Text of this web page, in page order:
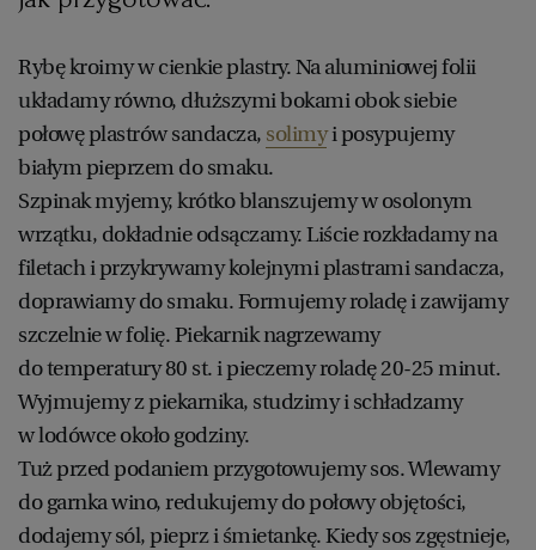
RZESZÓW
SOSNOWIEC
SZCZECIN
TORUŃ
TRÓJMIASTO
WAŁBRZYCH
WARSZAWA
Rybę kroimy w cienkie plastry. Na aluminiowej folii
układamy równo, dłuższymi bokami obok siebie
połowę plastrów sandacza, solimyi posypujemy
białym pieprzem do smaku.
Szpinak myjemy, krótko blanszujemy w osolonym
wrzątku, dokładnie odsączamy. Liście rozkładamy na
filetach i przykrywamy kolejnymi plastrami sandacza,
doprawiamy do smaku. Formujemy roladę i zawijamy
szczelnie w folię. Piekarnik nagrzewamy
do temperatury 80 st. i pieczemy roladę 20-25 minut.
Wyjmujemy z piekarnika, studzimy i schładzamy
w lodówce około godziny.
Tuż przed podaniem przygotowujemy sos. Wlewamy
do garnka wino, redukujemy do połowy objętości,
dodajemy sól, pieprz i śmietankę. Kiedy sos zgęstnieje,